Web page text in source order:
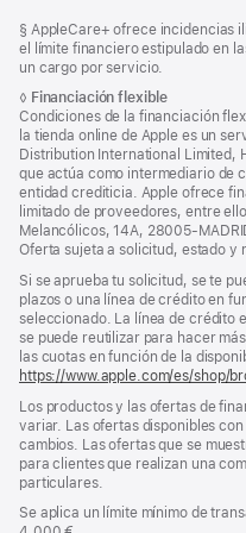
a
pie
de
página
al
pie
Nota
a
pie
página
§ AppleCare+ ofrece incidencias
el límite financiero estipulado en
un cargo por servicio.
Nota
a
pie
de
página
◊ Financiación flexible
Condiciones de la financiación
la tienda online de Apple es un
Distribution International Limited,
que actúa como intermediario de
entidad crediticia. Apple ofrece
limitado de proveedores, entre
Melancólicos, 14A, 28005-
Oferta sujeta a solicitud, estado y
Si se aprueba tu solicitud, se te
plazos o una línea de crédito en
seleccionado. La línea de crédito
se puede reutilizar para hacer
las cuotas en función de la
https://www.apple.com/es/shop/
Los productos y las ofertas de
variar. Las ofertas disponibles
cambios. Las ofertas que se
para clientes que realizan una
particulares.
Se aplica un límite mínimo de